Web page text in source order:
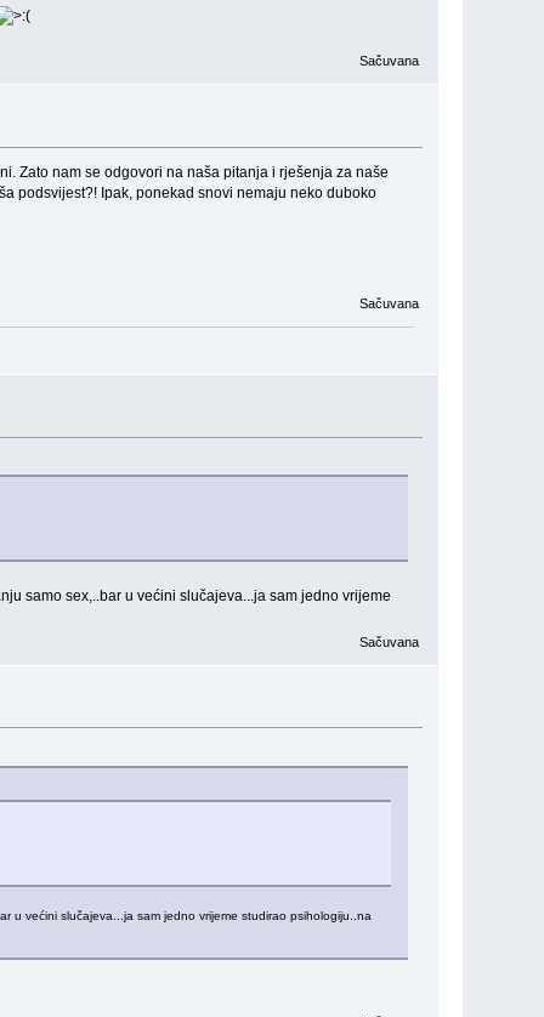
Sačuvana
Zato nam se odgovori na naša pitanja i rješenja za naše
podsvijest?! Ipak, ponekad snovi nemaju neko duboko
Sačuvana
samo sex,..bar u većini slučajeva...ja sam jedno vrijeme
Sačuvana
u većini slučajeva...ja sam jedno vrijeme studirao psihologiju..na